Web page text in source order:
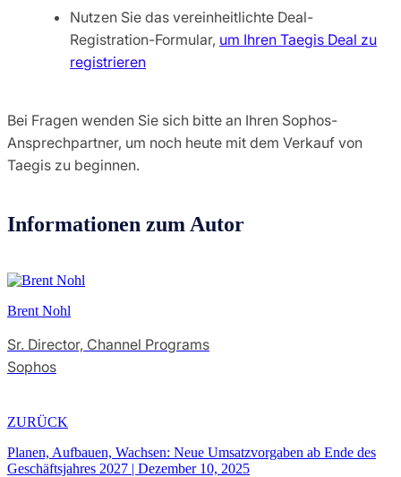
Nutzen Sie das vereinheitlichte Deal-
Registration-Formular, um Ihren Taegis Deal zu
registrieren
Bei Fragen wenden Sie sich bitte an Ihren Sophos-
Ansprechpartner, um noch heute mit dem Verkauf von
Taegis zu beginnen.
Informationen zum Autor
Brent Nohl
Sr. Director, Channel Programs
Sophos
ZURÜCK
Planen, Aufbauen, Wachsen: Neue Umsatzvorgaben ab Ende des
Geschäftsjahres 2027 | Dezember 10, 2025